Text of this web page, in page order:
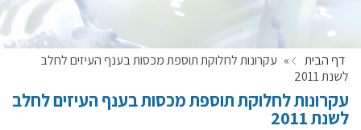
דף הבית » עקרונות לחלוקת תוספת מכסות בענף העיזים לחלב
לשנת 2011
עקרונות לחלוקת תוספת מכסות בענף העיזים לחלב
לשנת 2011